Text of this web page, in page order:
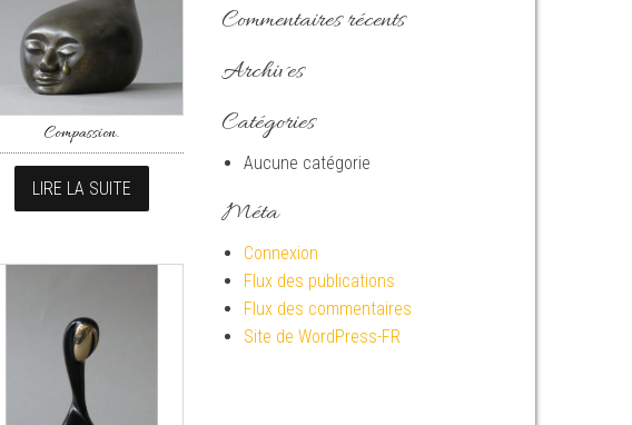
Compassion.
LIRE LA SUITE
Commentaires récents
Archives
Catégories
Aucune catégorie
Méta
Connexion
Flux des publications
Flux des commentaires
Site de WordPress-FR